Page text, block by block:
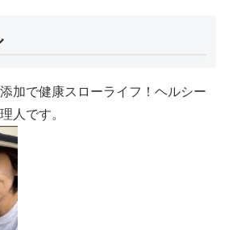
加で健康スローライフ！ヘルシー
人です。